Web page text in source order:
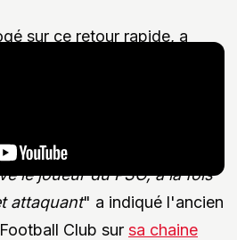
sur ce retour rapide, a
pas du tout. Contre la
le joueur du PSG, à la fois
attaquant" a indiqué l'ancien
Club sur sa chaine